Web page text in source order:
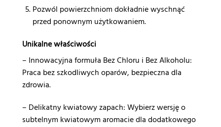
Pozwól powierzchniom dokładnie wyschnąć
przed ponownym użytkowaniem.
Unikalne właściwości
– Innowacyjna formuła Bez Chloru i Bez Alkoholu:
Praca bez szkodliwych oparów, bezpieczna dla
zdrowia.
– Delikatny kwiatowy zapach: Wybierz wersję o
subtelnym kwiatowym aromacie dla dodatkowego